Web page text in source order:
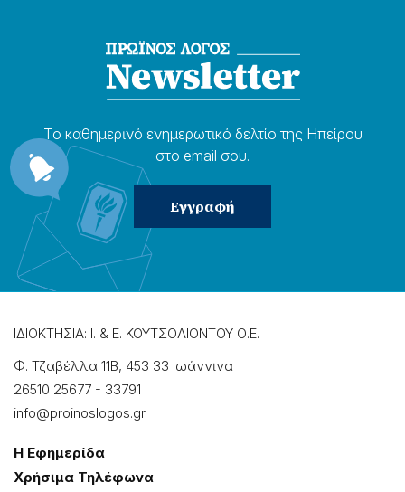
Το καθημερɩνό ενημερωτɩκό δελτίο της Ηπείρου
στο email σου.
ΙΔΙΟΚΤΗΣΙΑ: Ι. & Ε. ΚΟΥΤΣΟΛΙΟΝΤΟΥ Ο.Ε.
Φ. Τζαβέλλα 11Β, 453 33 Ιωάννɩνα
26510 25677 - 33791
info@proinoslogos.gr
Η Εφημερίδα
Χρήσɩμα Τηλέφωνα